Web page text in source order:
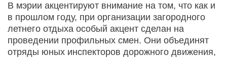
В мэрии акцентируют внимание на том, что как и
в прошлом году, при организации загородного
летнего отдыха особый акцент сделан на
проведении профильных смен. Они объединят
отряды юных инспекторов дорожного движения,